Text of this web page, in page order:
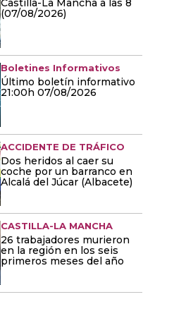
Castilla-La Mancha a las 8
(07/08/2026)
Boletines Informativos
Último boletín informativo
21:00h 07/08/2026
ACCIDENTE DE TRÁFICO
Dos heridos al caer su
coche por un barranco en
Alcalá del Júcar (Albacete)
CASTILLA-LA MANCHA
26 trabajadores murieron
en la región en los seis
primeros meses del año